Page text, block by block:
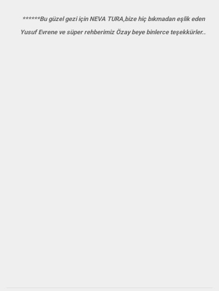
******Bu güzel gezi için NEVA TURA,bize hiç bıkmadan eşlik eden
Yusuf Evrene ve süper rehberimiz Özay beye binlerce teşekkürler..